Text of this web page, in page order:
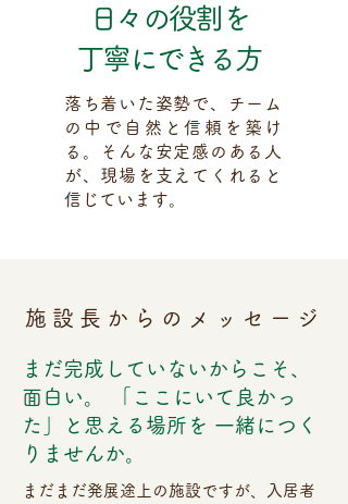
日々の役割を
丁寧にできる方
落ち着いた姿勢で、チーム
の中で自然と信頼を築け
る。そんな安定感のある人
が、現場を支えてくれると
信じています。
施設長からのメッセージ
まだ完成していないからこそ、
面白い。 「ここにいて良かっ
た」と思える場所を 一緒につく
りませんか。
まだまだ発展途上の施設ですが、入居者